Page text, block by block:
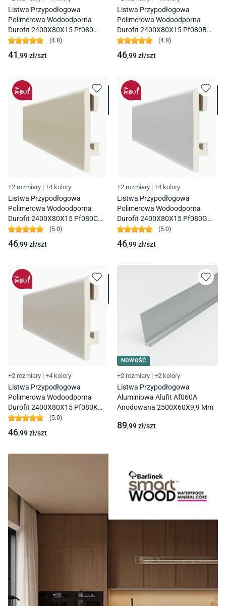
Listwa Przypodłogowa
Polimerowa Wodoodporna
Durofit 2400X80X15 Pf080
Biała Premium Floor
(4.8)
41 ,99zł/szt
Listwa Przypodłogowa
Polimerowa Wodoodporna
Durofit 2400X80X15 Pf080B
Czarna Premium Floor
(4.8)
46,99zł/szt
+2 rozmiary | +4 kolory
Listwa Przypodłogowa
Polimerowa Wodoodporna
Durofit 2400X80X15 Pf080C
Cappuccino Premium Floor
(5.0)
46,99zł/szt
+2 rozmiary | +4 kolory
Listwa Przypodłogowa
Polimerowa Wodoodporna
Durofit 2400X80X15 Pf080G
Szara Premium Floor
(5.0)
46,99zł/szt
+2 rozmiary | +4 kolory
Listwa Przypodłogowa
Polimerowa Wodoodporna
Durofit 2400X80X15 Pf080K
Kaszmirowa Premium Floor
(5.0)
46,99zł/szt
NOWOŚĆ
+2 rozmiary | +2 kolory
Listwa Przypodłogowa
Aluminiowa Alufit Af060A
Anodowana 2500X60X9,9 Mm
89,99zł/szt